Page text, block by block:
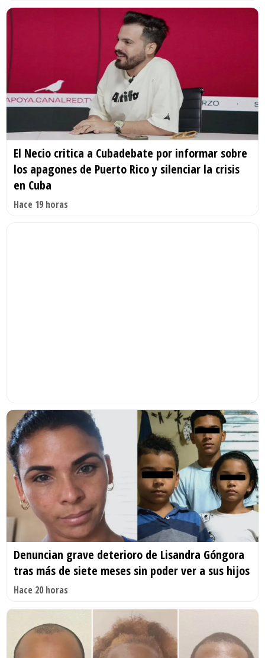
El Necio critica a Cubadebate por informar sobre
los apagones de Puerto Rico y silenciar la crisis
en Cuba
Hace 19 horas
Denuncian grave deterioro de Lisandra Góngora
tras más de siete meses sin poder ver a sus hijos
Hace 20 horas